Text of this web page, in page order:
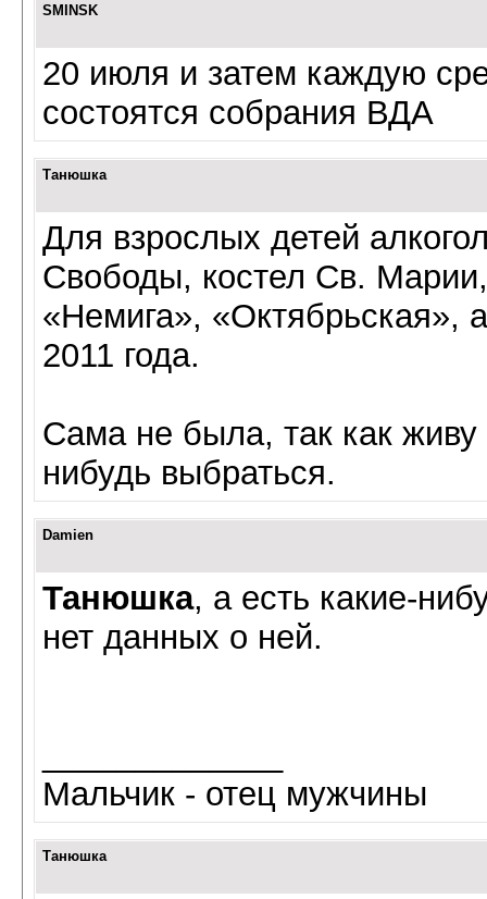
SMINSK
20 июля и затем каждую
состоятся собрания ВДА
Танюшка
Для взрослых детей
Свободы, костел Св.
«Немига», «Октябрьская»,
2011 года.
Сама не была, так как живу
нибудь выбраться.
Damien
Танюшка, а есть какие-
нет данных о ней.
Мальчик - отец мужчины
Танюшка